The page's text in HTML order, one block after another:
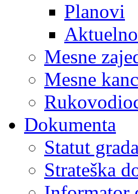
Planovi
Mesne
Mesne
Dokumenta
Statut
Strateška